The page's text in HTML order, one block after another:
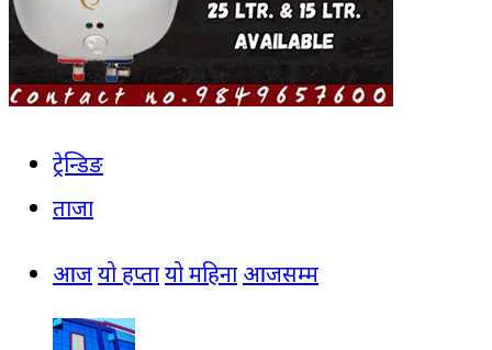
ट्रेन्डिङ
ताजा
आजयो हप्तायो महिना आजसम्म